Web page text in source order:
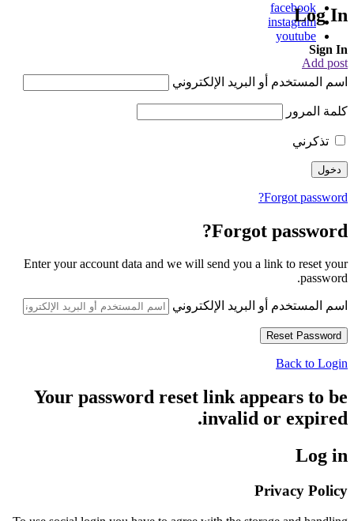
facebook
instagram
youtube
Add post
Log In
Sign In
اسم المستخدم أو البريد الإلكتروني
كلمة المرور
تذكرني
Forgot password?
Forgot password?
Enter your account data and we will send you a link to reset your
password.
اسم المستخدم أو البريد الإلكتروني
Back to Login
Your password reset link appears to be
invalid or expired.
Log in
Privacy Policy